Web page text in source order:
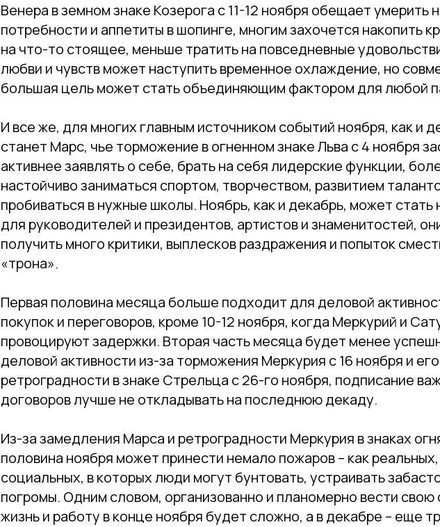
Венера в земном знаке Козерога с 11-12 ноября обещает умерить
потребности и аппетиты в шопинге, многим захочется накопить
на что-то стоящее, меньше тратить на повседневные
любви и чувств может наступить временное охлаждение, но
большая цель может стать объединяющим фактором для любой
И все же, для многих главным источником событий ноября, как и
станет Марс, чье торможение в огненном знаке Льва с 4 ноября
активнее заявлять о себе, брать на себя лидерские функции,
настойчиво заниматься спортом, творчеством, развитием
пробиваться в нужные школы. Ноябрь, как и декабрь, может стать
для руководителей и президентов, артистов и знаменитостей,
получить много критики, выплесков раздражения и попыток
«трона».
Первая половина месяца больше подходит для деловой
покупок и переговоров, кроме 10-12 ноября, когда Меркурий и
провоцируют задержки. Вторая часть месяца будет менее
деловой активности из-за торможения Меркурия с 16 ноября и его
ретроградности в знаке Стрельца с 26-го ноября, подписание
договоров лучше не откладывать на последнюю декаду.
Из-за замедления Марса и ретроградности Меркурия в знаках
половина ноября может принести немало пожаров – как реальных,
социальных, в которых люди могут бунтовать, устраивать
погромы. Одним словом, организованно и планомерно вести
жизнь и работу в конце ноября будет сложно, а в декабре – еще